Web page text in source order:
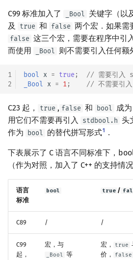
Lyndon 分解
Main–Lorentz 算法
序理论
杨氏矩阵
Berlekamp–Massey 算法
动态树
析合树
手指树
霍夫曼树
平面图
弦图
网络流
图的匹配
Prüfer 序列
矩阵树定理
LGV 引理
最大团搜索算法
图上随机游走
C99 标准加入了 _Bool 关键字（以
及
true 和 false 两个宏．如果需
false 这三个宏，需要在程序中引
而使用
_Bool 则不需要引入任何额
1
2
bool x = true ;
// 需要引入
_Bool x = 1 ; // 不需要引
C23 起， true , false 和 bool 成
用它们不需要再引入
stdbool.h 头
作为 bool 的替代拼写形式1 ．
下表展示了 C 语言不同标准下，
（作为对照，加入了 C++ 的支持情
语言
标准
bool true /
C89 / /
C99
起，
宏，与
_Bool 等
宏， true
价，
false